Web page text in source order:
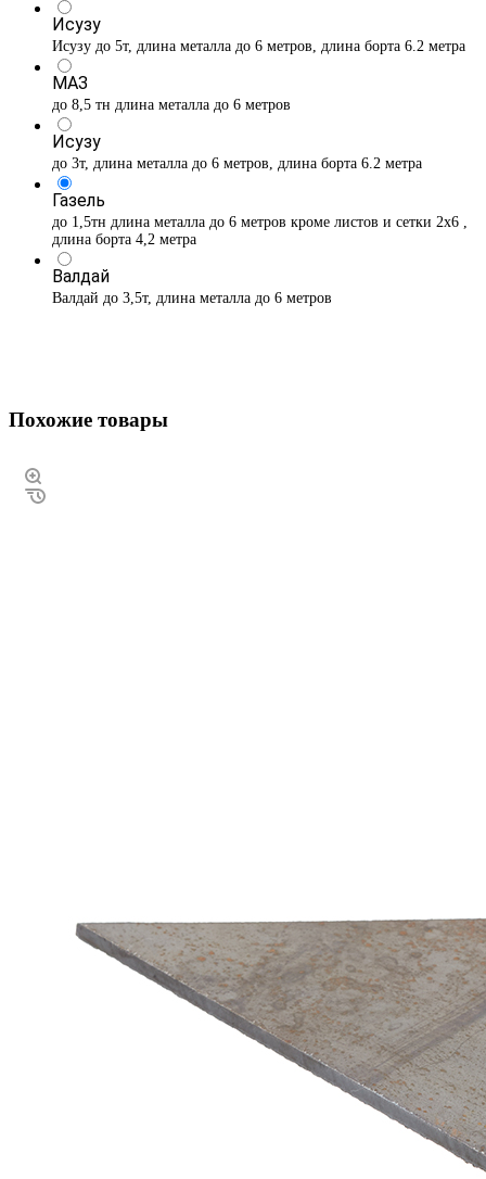
Исузу
Исузу до 5т, длина металла до 6 метров, длина борта 6.2 метра
МАЗ
до 8,5 тн длина металла до 6 метров
Исузу
до 3т, длина металла до 6 метров, длина борта 6.2 метра
Газель
до 1,5тн длина металла до 6 метров кроме листов и сетки 2х6 ,
длина борта 4,2 метра
Валдай
Валдай до 3,5т, длина металла до 6 метров
Похожие товары